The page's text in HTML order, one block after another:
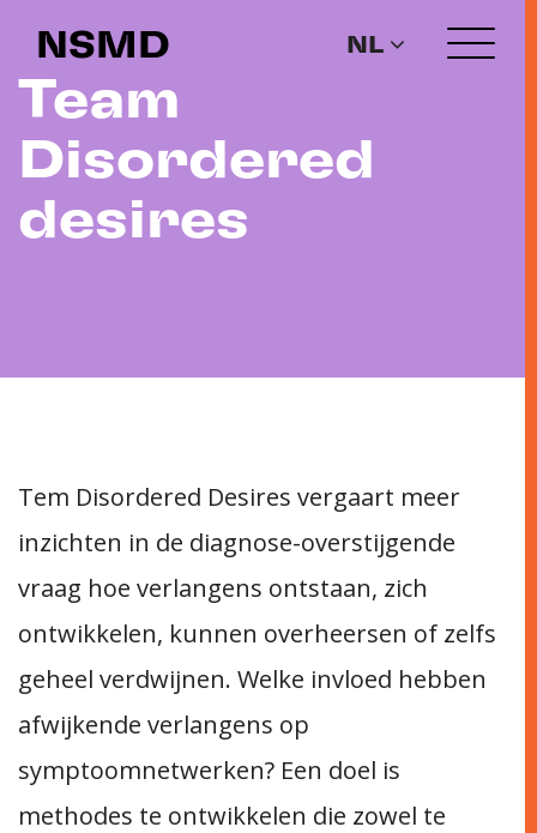
NSMD NL
Team
Disordered
desires
Tem Disordered Desires vergaart meer
inzichten in de diagnose-overstijgende
vraag hoe verlangens ontstaan, zich
ontwikkelen, kunnen overheersen of zelfs
geheel verdwijnen. Welke invloed hebben
afwijkende verlangens op
symptoomnetwerken? Een doel is
methodes te ontwikkelen die zowel te